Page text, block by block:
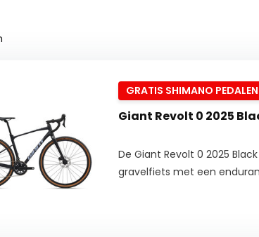
GRATIS SHIMANO PEDALEN
Giant Revolt 0 2025
De Giant Revolt 0 2025
gravelfiets met een